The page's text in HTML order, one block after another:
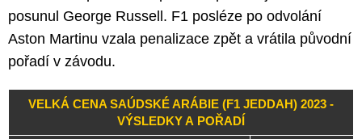
posunul George Russell. F1 posléze po odvolání
Aston Martinu vzala penalizace zpět a vrátila původní
pořadí v závodu.
VELKÁ CENA SAÚDSKÉ ARÁBIE (F1 JEDDAH) 2023 -
VÝSLEDKY A POŘADÍ